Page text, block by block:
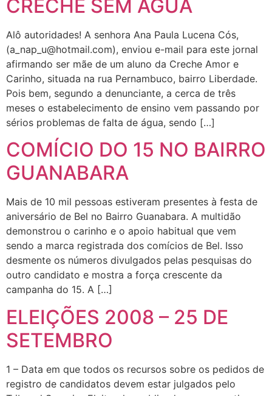
CRECHE SEM ÁGUA
Alô autoridades! A senhora Ana Paula Lucena Cós,
(a_nap_u@hotmail.com), enviou e-mail para este jornal
afirmando ser mãe de um aluno da Creche Amor e
Carinho, situada na rua Pernambuco, bairro Liberdade.
Pois bem, segundo a denunciante, a cerca de três
meses o estabelecimento de ensino vem passando por
sérios problemas de falta de água, sendo […]
COMÍCIO DO 15 NO BAIRRO
GUANABARA
Mais de 10 mil pessoas estiveram presentes à festa de
aniversário de Bel no Bairro Guanabara. A multidão
demonstrou o carinho e o apoio habitual que vem
sendo a marca registrada dos comícios de Bel. Isso
desmente os números divulgados pelas pesquisas do
outro candidato e mostra a força crescente da
campanha do 15. A […]
ELEIÇÕES 2008 – 25 DE
SETEMBRO
1 – Data em que todos os recursos sobre os pedidos de
registro de candidatos devem estar julgados pelo